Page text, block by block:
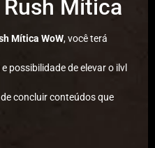
Mítica
Mítica WoW, você terá
possibilidade de elevar o ilvl
concluir conteúdos que